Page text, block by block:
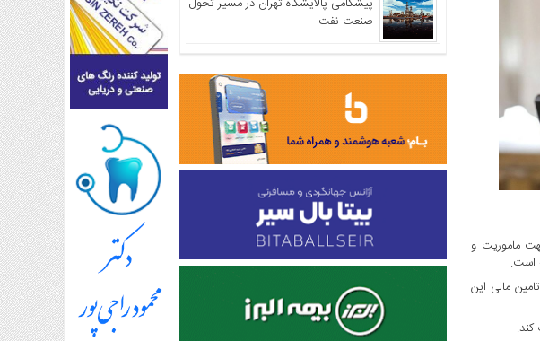
ماموریت و
است.
به عنوان سهم الشرکه طرح نهضت ملی مسکن بیش‌از 75 درصد از تامین مالی این
صنعت نفت